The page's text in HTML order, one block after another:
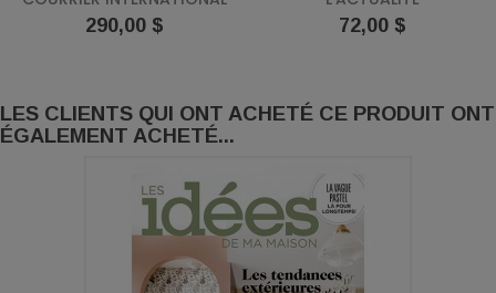
Prix
290,00 $
Prix
72,00 $
LES CLIENTS QUI ONT ACHETÉ CE PRODUIT ONT
ÉGALEMENT ACHETÉ...